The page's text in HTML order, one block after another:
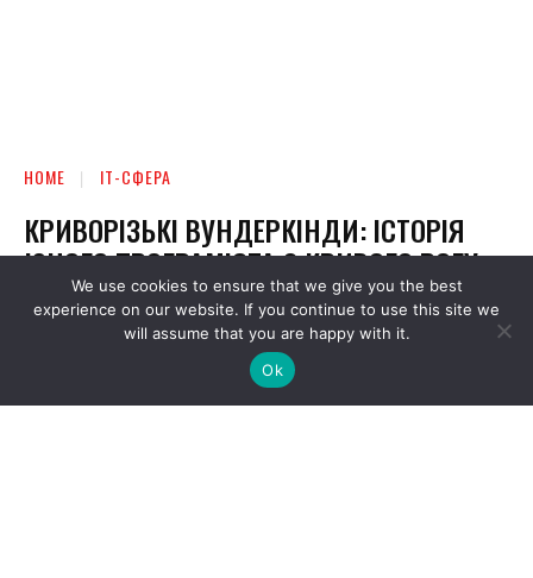
We use cookies to ensure that we give you the best
experience on our website. If you continue to use this site we
will assume that you are happy with it.
Ok